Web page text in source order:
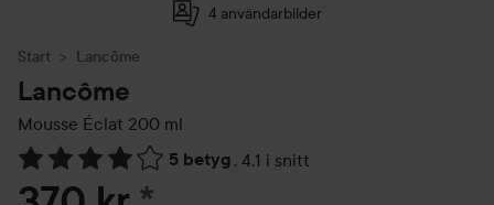
4 användarbilder
Start Lancôme
Lancôme
Mousse Éclat 200 ml
5 betyg , 4.1 i snitt
Hoppa till Betyg & kommentarer